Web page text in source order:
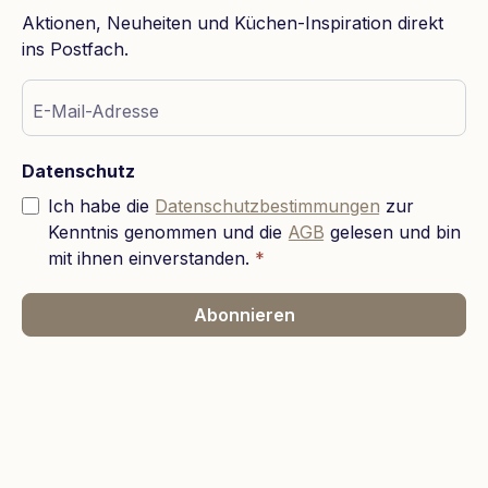
Aktionen, Neuheiten und Küchen-Inspiration direkt
ins Postfach.
E-Mail-Adresse
Datenschutz
Ich habe die Datenschutzbestimmungen zur
Kenntnis genommen und die AGB gelesen und bin
mit ihnen einverstanden. *
Abonnieren